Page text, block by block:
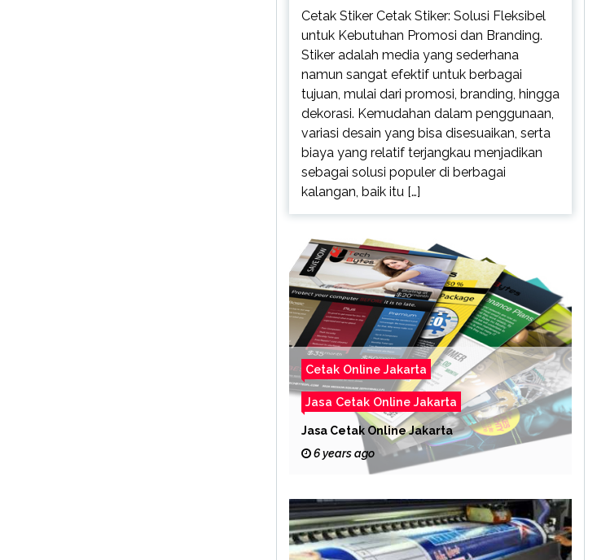
Cetak Stiker Cetak Stiker: Solusi Fleksibel
untuk Kebutuhan Promosi dan Branding.
Stiker adalah media yang sederhana
namun sangat efektif untuk berbagai
tujuan, mulai dari promosi, branding, hingga
dekorasi. Kemudahan dalam penggunaan,
variasi desain yang bisa disesuaikan, serta
biaya yang relatif terjangkau menjadikan
sebagai solusi populer di berbagai
kalangan, baik itu […]
Cetak Online Jakarta
Jasa Cetak Online Jakarta
Jasa Cetak Online Jakarta
6 years ago